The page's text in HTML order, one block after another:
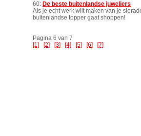
60: De beste buitenlandse juweliers
Als je echt werk wilt maken van je
buitenlandse topper gaat shoppen!
Pagina 6 van 7
[1]
[2] [3] [4] [5] [6] [7]